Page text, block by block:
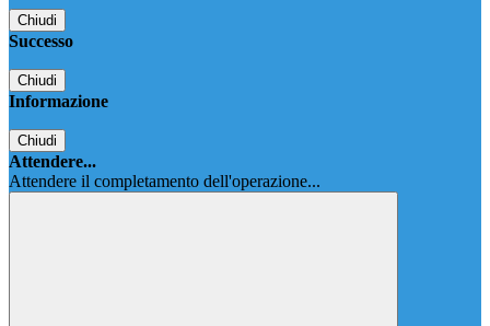
Chiudi
Successo
Chiudi
Informazione
Chiudi
Attendere...
Attendere il completamento dell'operazione...